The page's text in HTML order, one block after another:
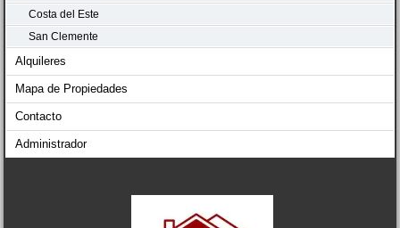
Costa del Este
San Clemente
Alquileres
Mapa de Propiedades
Contacto
Administrador